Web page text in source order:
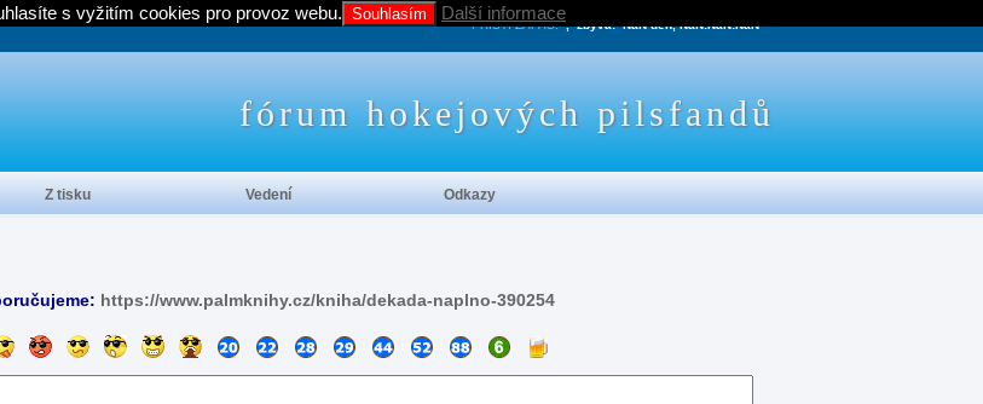
https://www.palmknihy.cz/kniha/dekada-naplno-390254
PRÍŠTÍ ZÁPAS:, zbývá:NaN den, NaN:NaN:NaN
fórum hokejových pilsfandů
Z tisku Vedení Odkazy
s vyžitím cookies pro provoz webu. Souhlasím Další informace